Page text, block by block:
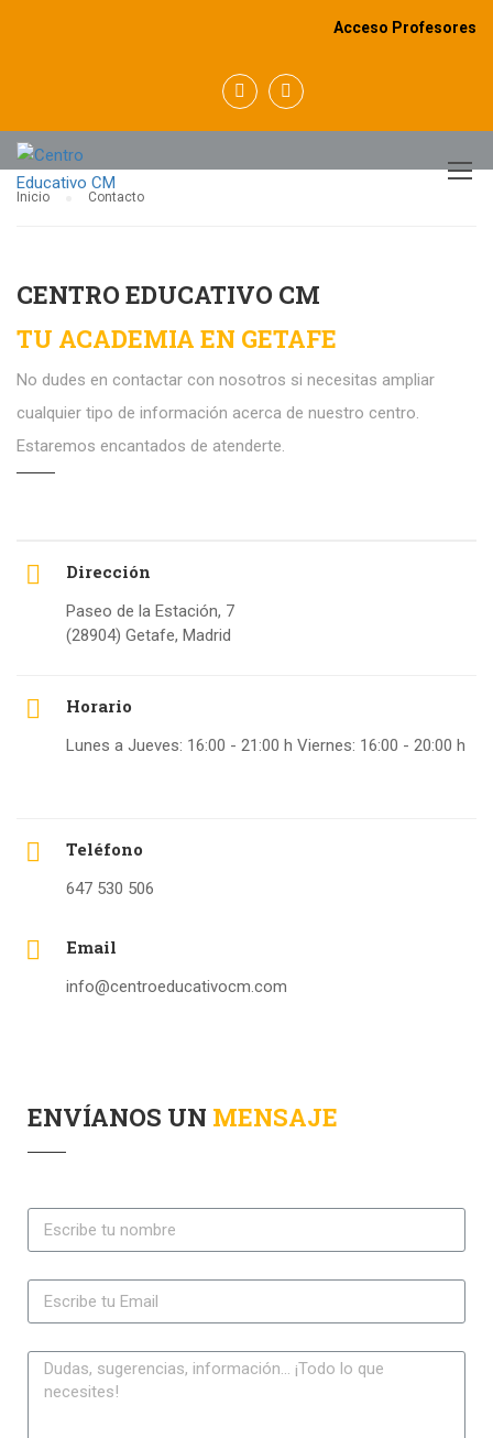
Acceso Profesores
CONTACTO
Inicio Contacto
CENTRO EDUCATIVO CM
TU ACADEMIA EN GETAFE
No dudes en contactar con nosotros si necesitas ampliar
cualquier tipo de información acerca de nuestro centro.
Estaremos encantados de atenderte.
Dirección
Paseo de la Estación, 7
(28904) Getafe, Madrid
Horario
Lunes a Jueves: 16:00 - 21:00 h Viernes: 16:00 - 20:00 h
Teléfono
647 530 506
Email
info@centroeducativocm.com
ENVÍANOS UN MENSAJE